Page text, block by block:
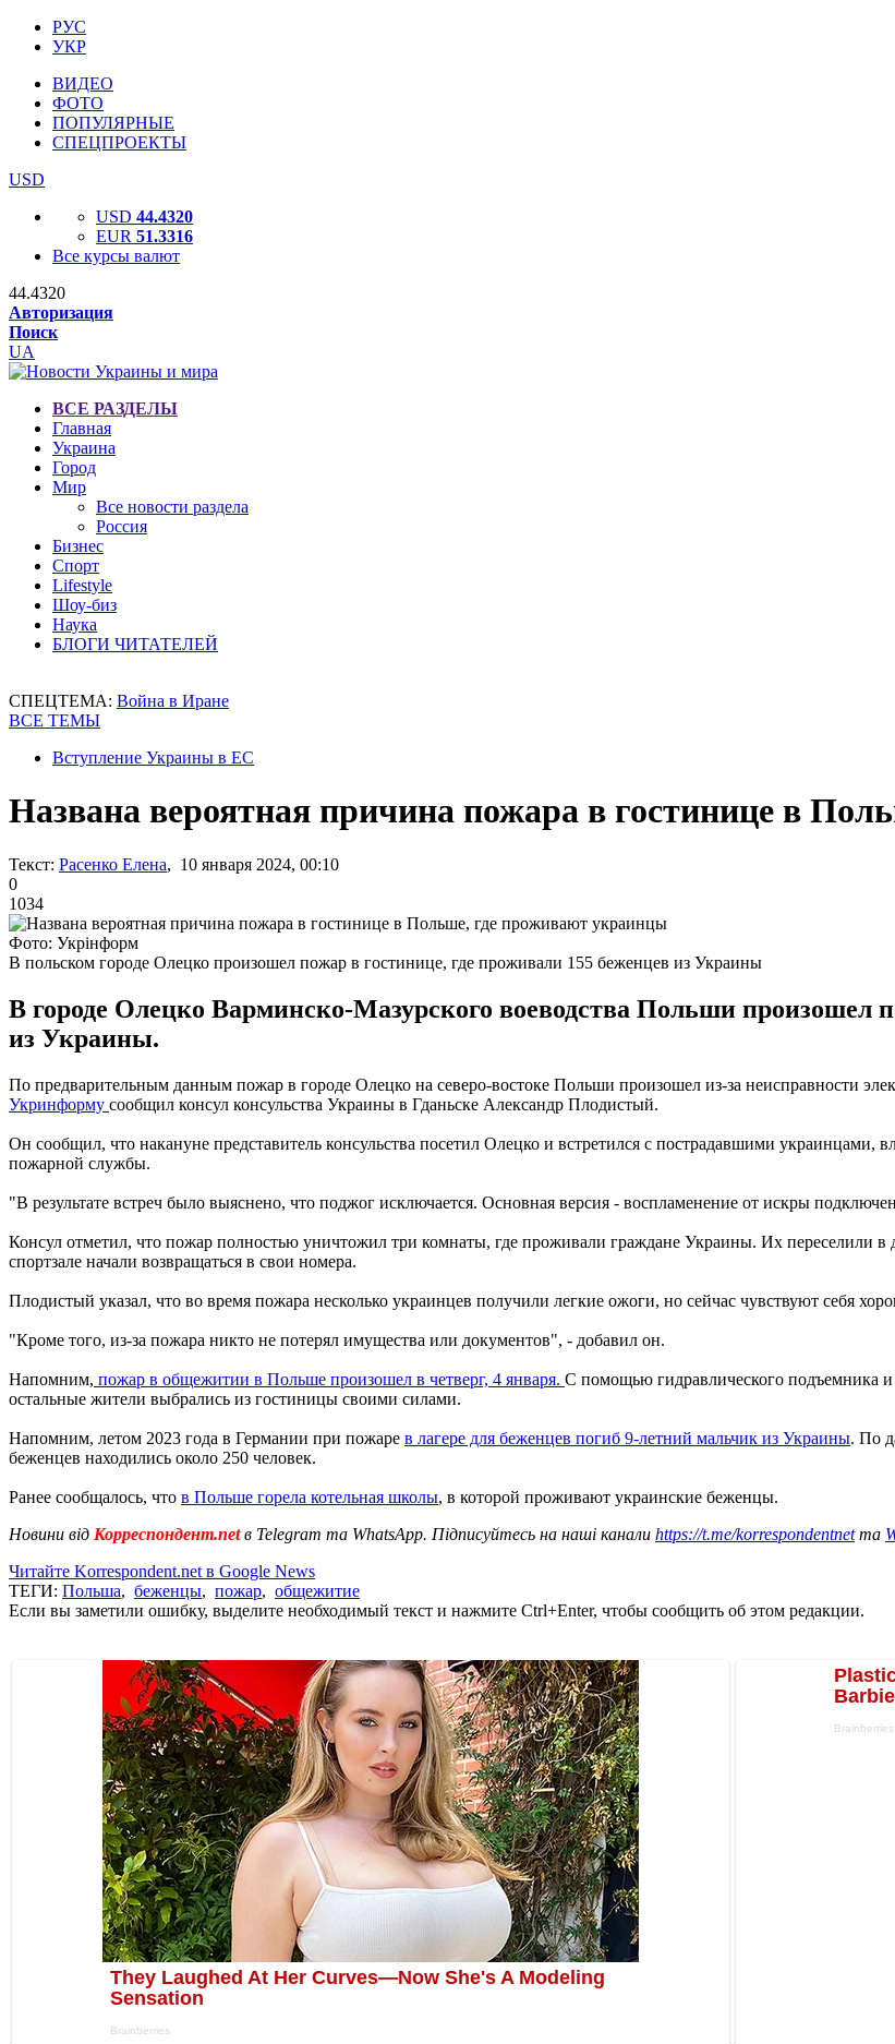
РУС
УКР
ВИДЕО
ФОТО
ПОПУЛЯРНЫЕ
СПЕЦПРОЕКТЫ
USD
USD 44.4320
EUR 51.3316
Все курсы валют
44.4320
Авторизация
Поиск
UA
ВСЕ РАЗДЕЛЫ
Главная
Украина
Город
Мир
Все новости раздела
Россия
Бизнес
Спорт
Lifestyle
Шоу-биз
Наука
БЛОГИ ЧИТАТЕЛЕЙ
СПЕЦТЕМА: Война в Иране
ВСЕ ТЕМЫ
Вступление Украины в ЕС
Названа вероятная причина пожара в гостинице в
Текст: Расенко Елена, 10 января 2024, 00:10
0
1034
Фото: Укрінформ
В польском городе Олецко произошел пожар в гостинице, где проживали 155 беженцев из Украины
В городе Олецко Варминско-Мазурского воеводства Польши произошел
из Украины.
По предварительным данным пожар в городе Олецко на северо-востоке Польши произошел из-за неисправности
Укринформу сообщил консул консульства Украины в Гданьске Александр Плодистый.
Он сообщил, что накануне представитель консульства посетил Олецко и встретился с пострадавшими украинцами,
пожарной службы.
"В результате встреч было выяснено, что поджог исключается. Основная версия - воспламенение от искры
Консул отметил, что пожар полностью уничтожил три комнаты, где проживали граждане Украины. Их переселили в
спортзале начали возвращаться в свои номера.
Плодистый указал, что во время пожара несколько украинцев получили легкие ожоги, но сейчас чувствуют себя
"Кроме того, из-за пожара никто не потерял имущества или документов", - добавил он.
Напомним, пожар в общежитии в Польше произошел в четверг, 4 января. С помощью гидравлического подъемника
остальные жители выбрались из гостиницы своими силами.
Напомним, летом 2023 года в Германии при пожаре в лагере для беженцев погиб 9-летний мальчик из Украины. По
беженцев находились около 250 человек.
Ранее сообщалось, что в Польше горела котельная школы, в которой проживают украинские беженцы.
Новини від Корреспондент.netв Telegram та WhatsApp. Підписуйтесь на наші канали https://t.me/korrespondentnetта
Читайте Korrespondent.net в Google News
ТЕГИ: Польша, беженцы, пожар, общежитие
Если вы заметили ошибку, выделите необходимый текст и нажмите Ctrl+Enter, чтобы сообщить об этом редакции.